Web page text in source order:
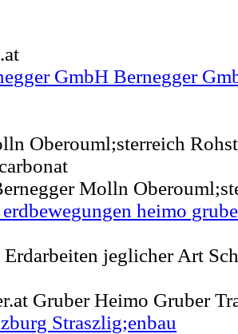
GmbH Bernegger
Oberouml;sterreich
Molln
heimo
jeglicher Art
Gruber Heimo Gruber
Straszlig;enbau